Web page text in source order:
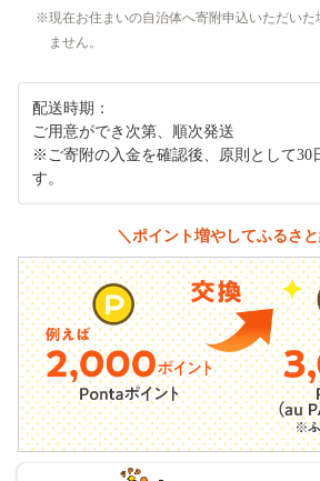
現在お住まいの自治体へ寄附申込いただい
ません。
配送時期：
ご用意ができ次第、順次発送
※ご寄附の入金を確認後、原則として30
す。
＼ポイント増やしてふるさ